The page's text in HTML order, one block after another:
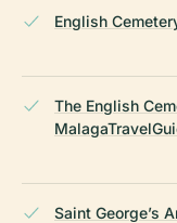
English
The English
Saint George’s